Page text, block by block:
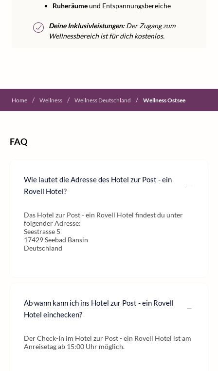
Ruheräumeund Entspannungsbereiche
Deine Inklusivleistungen:Der Zugang zum
Wellnessbereich ist für dich kostenlos.
Home / Wellness / Wellness Deutschland / Wellness Ostsee
FAQ
Wie lautet die Adresse des Hotel zur Post - ein
Rovell Hotel?
Das Hotel zur Post - ein Rovell Hotel findest du unter
folgender Adresse:
Seestrasse 5
17429 Seebad Bansin
Deutschland
Ab wann kann ich ins Hotel zur Post - ein Rovell
Hotel einchecken?
Der Check-In im Hotel zur Post - ein Rovell Hotel ist am
Anreisetag ab 15:00 Uhr möglich.